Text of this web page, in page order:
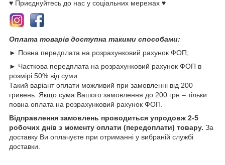
♥ Приєднуйтесь до нас у соціальних мережах ♥
Оплата товарів доступна такими способами:
► Повна передплата на розрахунковий рахунок ФОП;
► Часткова передплата на розрахунковий рахунок ФОП в
розмірі 50% від суми.
Такий варіант оплати можливий при замовленні від 200
гривень. Якщо сума Вашого замовлення до 200 грн – тільки
повна оплата на розрахунковий рахунок ФОП.
Відправлення замовлень проводиться упродовж 2-5
робочих днів з моменту оплати (передоплати) товару. За
доставку Ви оплачуєте при отриманні у вибраній службі
доставки.